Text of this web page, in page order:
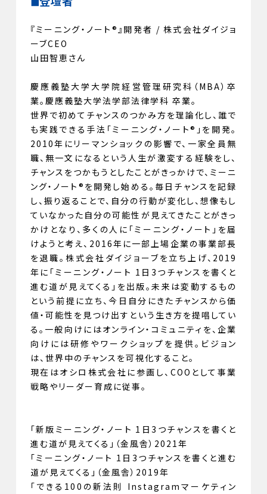
『ミーニング・ノート®』開発者 / 株式会社ダイジョ
ーブCEO
山田智恵さん
慶應義塾大学大学院経営管理研究科（MBA）卒
業。慶應義塾大学法学部法律学科 卒業。
世界で初めてチャンスのつかみ方を理論化し、誰で
も実践できる手法「ミーニング・ノート®」を開発。
2010年にリーマンショックの影響で、一家全員無
職、無一文になるという人生が激変する経験をし、
チャンスをつかもうとしたことがきっかけで、ミーニ
ング・ノート®を開発し始める。毎日チャンスを記録
し、振り返ることで、自分の行動が変化し、想像もし
ていなかった自分の可能性が見えてきたことがきっ
かけとなり、多くの人に「ミーニング・ノート」を届
けようと考え、2016年に一部上場企業の事業部長
を退職。株式会社ダイジョーブを立ち上げ、2019
年に「ミーニング・ノート 1日3つチャンスを書くと
進む道が見えてくる」を出版。未来は変動するもの
という前提に立ち、今日自分にきたチャンスから価
値・可能性を見つけ出すという生き方を提唱してい
る。一般向けにはオンライン・コミュニティを、企業
向けには研修やワークショップを提供。ビジョン
は、世界中のチャンスを可視化すること。
現在はオシロ株式会社に参画し、COOとして事業
戦略やリーダー育成に従事。
「新版ミーニング・ノート 1日3つチャンスを書くと
進む道が見えてくる」（金風舎）2021年
「ミーニング・ノート 1日3つチャンスを書くと進む
道が見えてくる」（金風舎）2019年
「できる100の新法則 Instagramマーケティン